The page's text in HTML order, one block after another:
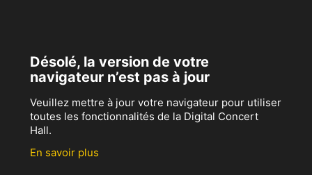
Désolé, la version de votre
navigateur n’est pas à jour
Veuillez mettre à jour votre navigateur pour utiliser
toutes les fonctionnalités de la Digital Concert
Hall.
En savoir plus